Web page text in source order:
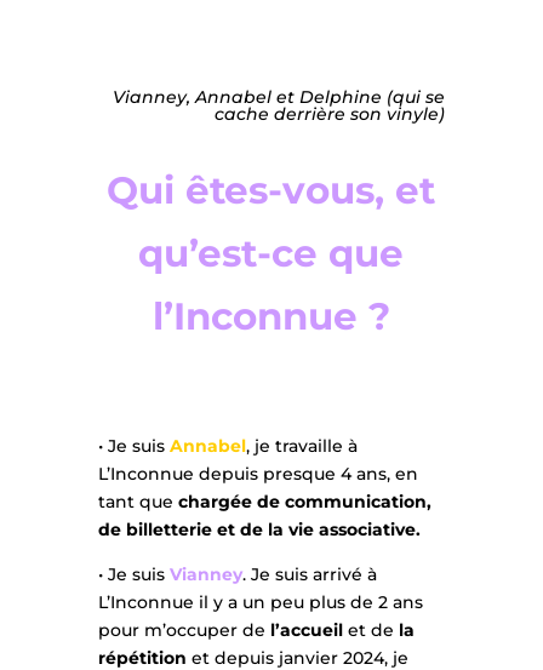
Vianney, Annabel et Delphine (qui se
cache derrière son vinyle)
Qui êtes-vous, et
qu’est-ce que
l’Inconnue ?
• Je suis Annabel, je travaille à
L’Inconnue depuis presque 4 ans, en
tant que chargée de communication,
de billetterie et de la vie associative.
• Je suis Vianney. Je suis arrivé à
L’Inconnue il y a un peu plus de 2 ans
pour m’occuper de l’accueilet de la
répétition et depuis janvier 2024, je